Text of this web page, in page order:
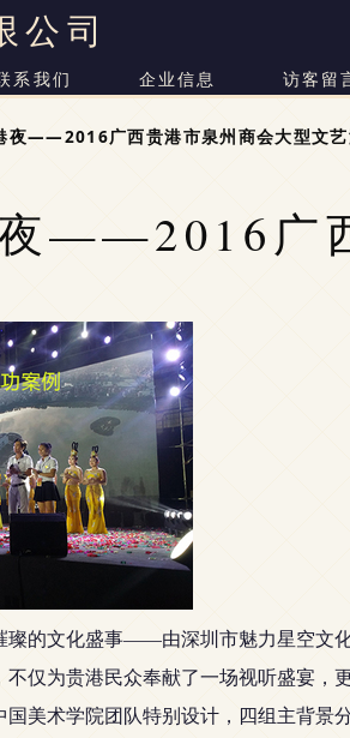
公司
系我们 企业信息 访客留
夜——2016广西贵港市泉州商会大型文艺
——2016广
璨的文化盛事——由深圳市魅力星空文
仅为贵港民众奉献了一场视听盛宴
美术学院团队特别设计，四组主背